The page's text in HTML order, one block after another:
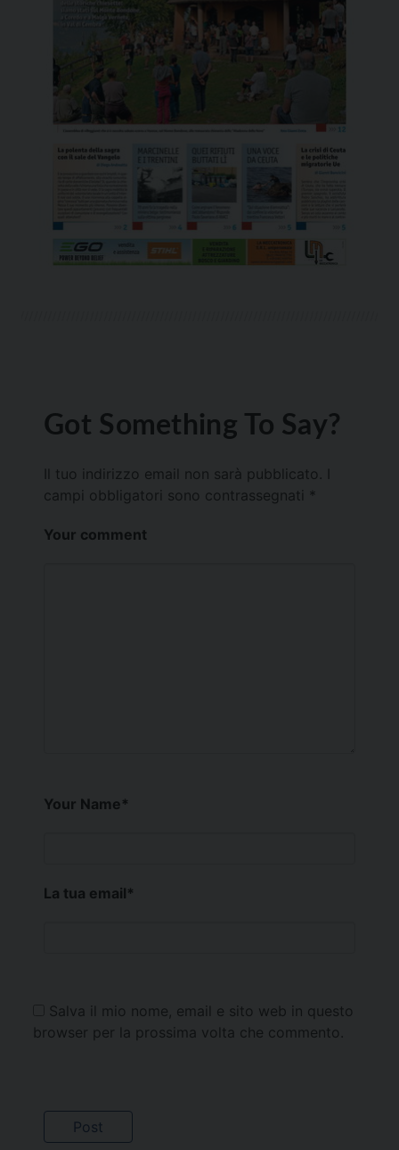
Got Something To Say?
Il tuo indirizzo email non sarà pubblicato.
campi obbligatori sono contrassegnati *
Your comment
Your Name*
La tua email*
Salva il mio nome, email e sito web in questo
browser per la prossima volta che commento.